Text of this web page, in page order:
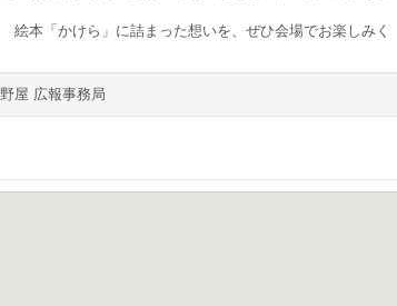
本「かけら」に詰まった想いを、ぜひ会場でお楽しみく
屋 広報事務局